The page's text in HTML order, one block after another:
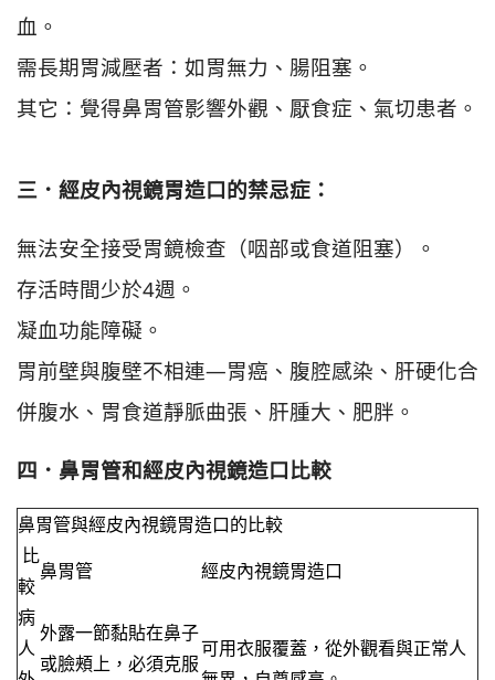
血。
需長期胃減壓者：如胃無力、腸阻塞。
其它：覺得鼻胃管影響外觀、厭食症、氣切患者。
三．經皮內視鏡胃造口的禁忌症：
無法安全接受胃鏡檢查（咽部或食道阻塞）。
存活時間少於4週。
凝血功能障礙。
胃前壁與腹壁不相連—胃癌、腹腔感染、肝硬化合
併腹水、胃食道靜脈曲張、肝腫大、肥胖。
四．鼻胃管和經皮內視鏡造口比較
鼻胃管與經皮內視鏡胃造口的比較
比
較
鼻胃管
經皮內視鏡胃造口
病
人
外露一節黏貼在鼻子
或臉頰上，必須克服
可用衣服覆蓋，從外觀看與正常人